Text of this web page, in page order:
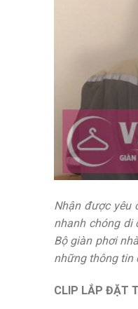
Nhận được yêu
nhanh chóng di
Bộ giàn phơi
những thông tin
CLIP LẮP ĐẶT